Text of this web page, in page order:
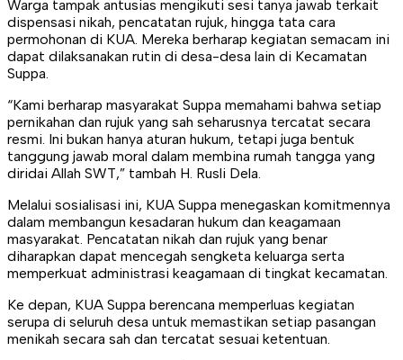
Warga tampak antusias mengikuti sesi tanya jawab terkait
dispensasi nikah, pencatatan rujuk, hingga tata cara
permohonan di KUA. Mereka berharap kegiatan semacam ini
dapat dilaksanakan rutin di desa-desa lain di Kecamatan
Suppa.
“Kami berharap masyarakat Suppa memahami bahwa setiap
pernikahan dan rujuk yang sah seharusnya tercatat secara
resmi. Ini bukan hanya aturan hukum, tetapi juga bentuk
tanggung jawab moral dalam membina rumah tangga yang
diridai Allah SWT,” tambah H. Rusli Dela.
Melalui sosialisasi ini, KUA Suppa menegaskan komitmennya
dalam membangun kesadaran hukum dan keagamaan
masyarakat. Pencatatan nikah dan rujuk yang benar
diharapkan dapat mencegah sengketa keluarga serta
memperkuat administrasi keagamaan di tingkat kecamatan.
Ke depan, KUA Suppa berencana memperluas kegiatan
serupa di seluruh desa untuk memastikan setiap pasangan
menikah secara sah dan tercatat sesuai ketentuan.